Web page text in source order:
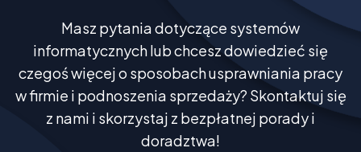
Masz pytania dotyczące systemów
informatycznych lub chcesz dowiedzieć się
czegoś więcej o sposobach usprawniania pracy
w firmie i podnoszenia sprzedaży? Skontaktuj się
z nami i skorzystaj z bezpłatnej porady i
doradztwa!